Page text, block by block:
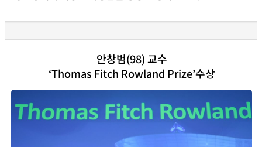
안창범(98) 교수
‘Thomas Fitch Rowland Prize’수상